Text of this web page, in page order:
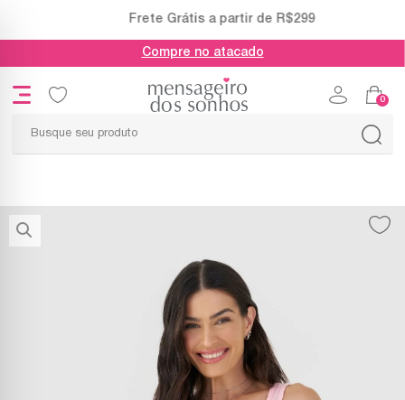
Frete Grátis a partir de R$299
Compre no atacado
0